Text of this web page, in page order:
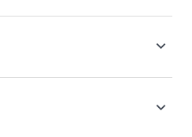
inclusief BTW en exclusief